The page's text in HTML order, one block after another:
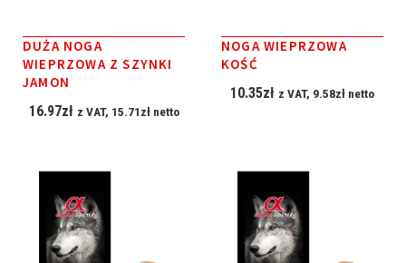
DUŻA NOGA
WIEPRZOWA Z SZYNKI
JAMON
16.97zł z VAT, 15.71złnetto
NOGA WIEPRZOWA
KOŚĆ
10.35zł z VAT, 9.58zł netto